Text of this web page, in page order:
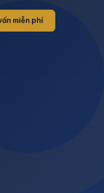
miễn phí